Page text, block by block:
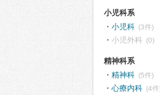
小児科系
小児科 (3件)
小児外科 (0)
精神科系
精神科 (5件)
心療内科 (4件